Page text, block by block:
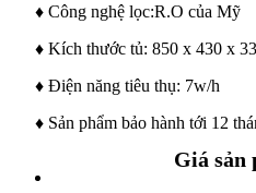
♦ Công nghệ lọc:R.O của Mỹ
♦ Kích thước tủ: 850 x 430 x
♦ Điện năng tiêu thụ: 7w/h
♦ Sản phẩm bảo hành tới 12
Giá sản